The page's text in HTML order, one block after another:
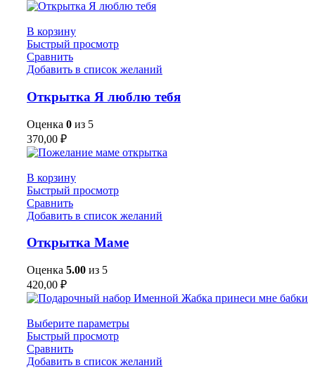
В корзину
Быстрый просмотр
Сравнить
Добавить в список желаний
Открытка Я люблю тебя
Оценка 0 из 5
370,00 ₽
В корзину
Быстрый просмотр
Сравнить
Добавить в список желаний
Открытка Маме
Оценка 5.00 из 5
420,00 ₽
Выберите параметры
Быстрый просмотр
Сравнить
Добавить в список желаний